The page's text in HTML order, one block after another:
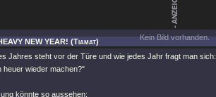
Kein Bild vorhanden.
NEW YEAR! (Tiamat)
Jahres steht vor der Türe und wie jedes Jahr fragt man sich:
heuer wieder machen?"
könnte so aussehen: